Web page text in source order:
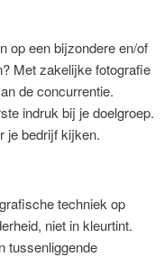
op een bijzondere en/of
Met zakelijke fotografie
de concurrentie.
indruk bij je doelgroep.
je bedrijf kijken.
techniek op
niet in kleurtint.
tussenliggende